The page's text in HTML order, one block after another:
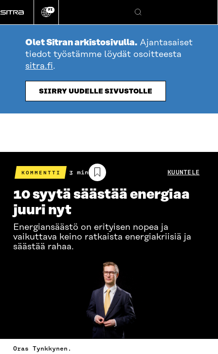
suoraan
sisältöön
Vaihda
kieli
FI
Hae
Olet Sitran arkistosivulla. Ajantasaiset
tiedot työstämme löydät osoitteesta
sitra.fi.
SIIRRY UUDELLE SIVUSTOLLE
KOMMENTTI
Arvioitu
lukuaika
3 min KUUNTELE
10 syytä säästää energiaa
juuri nyt
Energiansäästö on erityisen nopea ja
vaikuttava keino ratkaista energiakriisiä ja
säästää rahaa.
Oras Tynkkynen.